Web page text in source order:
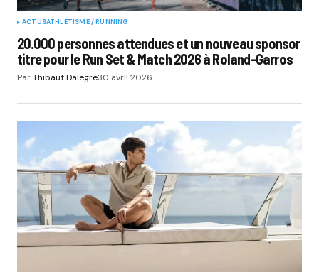
ACTUSATHLÉTISME / RUNNING
20.000 personnes attendues et un nouveau sponsor
titre pour le Run Set & Match 2026 à Roland-Garros
ParThibaut Dalegre30 avril 2026